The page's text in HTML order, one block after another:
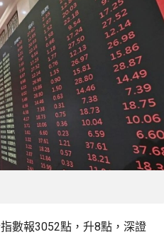
數報3052點，升8點，深證